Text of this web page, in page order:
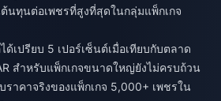
นทุนต่อเพชรที่สูงที่สุดในกลุ่มแพ็กเกจ
ด้เปรียบ 5 เปอร์เซ็นต์เมื่อเทียบกับตลาด
สำหรับแพ็กเกจขนาดใหญ่ยังไม่ครบถ้วน
าคาจริงของแพ็กเกจ 5,000+ เพชรใน